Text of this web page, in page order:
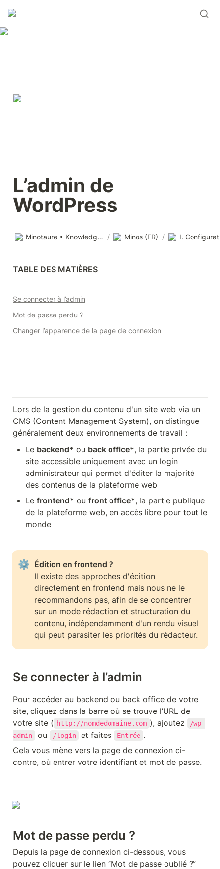
L’admin de
WordPress
Minotaure • Knowledge base / Minos (FR) /
TABLE DES MATIÈRES
Se connecter à l’admin
Mot de passe perdu ?
Changer l’apparence de la page de connexion
Lors de la gestion du contenu d'un site web via un
CMS (Content Management System), on distingue
généralement deux environnements de travail :
Le backend* ou back office*, la partie privée du
site accessible uniquement avec un login
administrateur qui permet d'éditer la majorité
des contenus de la plateforme web
Le frontend* ou front office*, la partie publique
de la plateforme web, en accès libre pour tout le
monde
⚙
Il existe des approches d'édition
directement en frontend mais nous ne le
recommandons pas, afin de se concentrer
sur un mode rédaction et structuration du
contenu, indépendamment d'un rendu visuel
qui peut parasiter les priorités du rédacteur.
Se connecter à l’admin
Pour accéder au backend ou back office de votre
site, cliquez dans la barre où se trouve l’URL de
votre site ( http://nomdedomaine.com ), ajoutez
/wp-
admin
ou /login et faites Entrée .
Cela vous mène vers la page de connexion ci-
contre, où entrer votre identifiant et mot de passe.
Mot de passe perdu ?
Depuis la page de connexion ci-dessous, vous
pouvez cliquer sur le lien “Mot de passe oublié ?”